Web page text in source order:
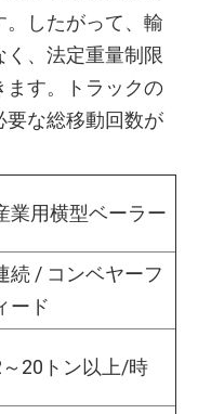
したがって、輸
、法定重量制限
ます。トラックの
要な総移動回数が
業用横型ベーラー
続 / コンベヤーフ
ード
20トン以上/時